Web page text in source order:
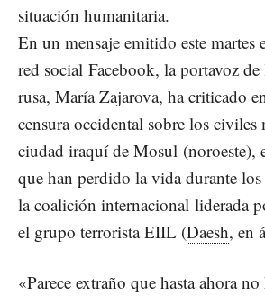
situación humanitaria.
En un mensaje emitido este martes
red social Facebook, la portavoz
rusa, María Zajarova, ha criticado
censura occidental sobre los civiles
ciudad iraquí de Mosul (noroeste),
que han perdido la vida durante
la coalición internacional liderada
el grupo terrorista EIIL (Daesh, en
«Parece extraño que hasta ahora